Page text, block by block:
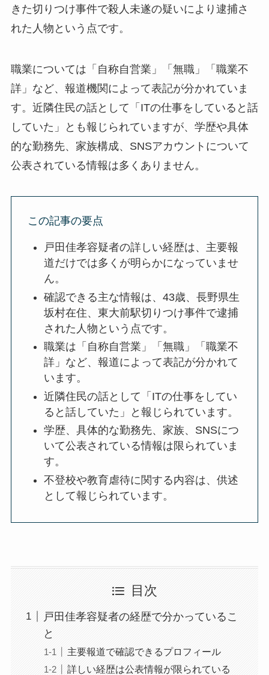
きた切りつけ事件で殺人未遂の疑いにより逮捕さ
れた人物という点です。
職業については「自称自営業」「無職」「職業不
詳」など、報道機関によって表記が分かれていま
す。近隣住民の話として「ITの仕事をしていると話
していた」とも報じられていますが、学歴や具体
的な勤務先、家族構成、SNSアカウントについて
公表されている情報は多くありません。
この記事の要点
戸田佳孝容疑者の詳しい経歴は、主要報
道だけでは多くが明らかになっていませ
ん。
確認できる主な情報は、43歳、長野県生
坂村在住、東大前駅切りつけ事件で逮捕
された人物という点です。
職業は「自称自営業」「無職」「職業不
詳」など、報道によって表記が分かれて
います。
近隣住民の話として「ITの仕事をしてい
ると話していた」と報じられています。
学歴、具体的な勤務先、家族、SNSにつ
いて公表されている情報は限られていま
す。
不登校や教育虐待に関する内容は、供述
として報じられています。
目次
戸田佳孝容疑者の経歴で分かっているこ
と
主要報道で確認できるプロフィール
詳しい経歴は公表情報が限られている